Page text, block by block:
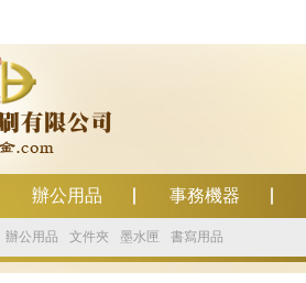
辦公用品 事務機器
辦公用品 文件夾 墨水匣 書寫用品